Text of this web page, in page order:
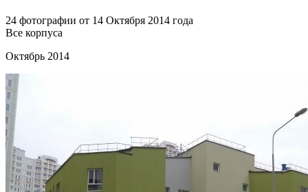
24 фотографии от 14 Октября 2014 года
Все корпуса
Октябрь 2014